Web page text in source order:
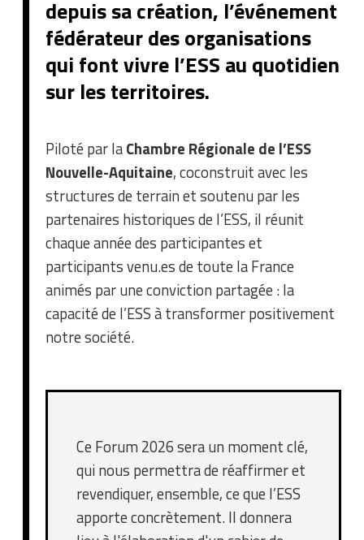
depuis sa création, l’événement
fédérateur des organisations
qui font vivre l’ESS au quotidien
sur les territoires.
Piloté par laChambre Régionale de l’ESS
Nouvelle-Aquitaine, coconstruit avec les
structures de terrain et soutenu par les
partenaires historiques de l’ESS, il réunit
chaque année des participantes et
participants venu.es de toute la France
animés par une conviction partagée : la
capacité de l’ESS à transformer positivement
notre société.
Ce Forum 2026 sera un moment clé,
qui nous permettra de réaffirmer et
revendiquer, ensemble, ce que l’ESS
apporte concrètement. Il donnera